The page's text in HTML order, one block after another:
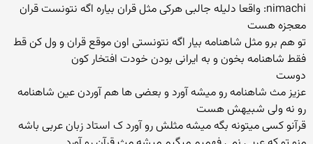
nimachi: واقعا دلیله جالبی هركی مثل قران بیاره اگه نتونست قران
معجزه هست
تو هم برو مثل شاهنامه بیار اگه نتونستی اون موقع قران و ول كن قط
فقط شاهنامه بخون و به ایرانی بودن خودت افتخار كون
دوست
عزیز مث شاهنامه رو میشه آورد و بعضی ها هم آوردن عین شاهنامه
رو نه ولی شبیهش هست
قرآنو کسی میتونه بگه میشه مثلش رو آورد ک استاد زبان عربی باشه